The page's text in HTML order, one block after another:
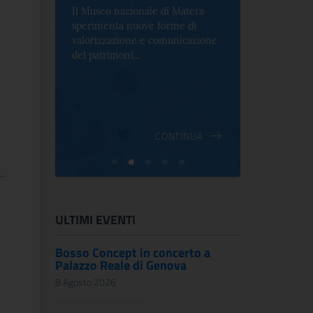
le
Il Museo nazionale di Matera
sperimenta nuove forme di
valorizzazione e comunicazione
del patrimoni...
CONTINUA
ULTIMI EVENTI
Bosso Concept in concerto a
Palazzo Reale di Genova
8 Agosto 2026